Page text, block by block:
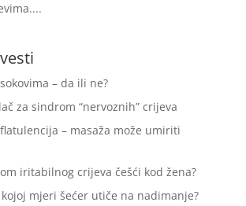
– da ili ne?
za sindrom “nervoznih” crijeva
– masaža može umiriti
iritabilnog crijeva češći kod žena?
mjeri šećer utiče na nadimanje?